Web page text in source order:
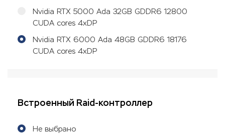
Nvidia RTX 5000 Ada 32GB GDDR6 12800
CUDA cores 4xDP
Nvidia RTX 6000 Ada 48GB GDDR6 18176
CUDA cores 4xDP
Встроенный Raid-контроллер
Не выбрано